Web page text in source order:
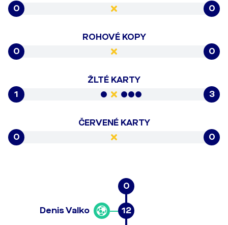
0
0
ROHOVÉ KOPY
0
0
ŽLTÉ KARTY
1
3
ČERVENÉ KARTY
0
0
0
12
Denis Valko